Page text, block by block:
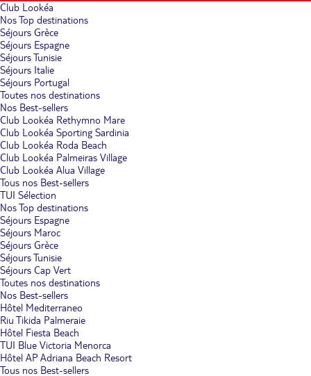
Club Lookéa
Nos Top destinations
Séjours Grèce
Séjours Espagne
Séjours Tunisie
Séjours Italie
Séjours Portugal
Toutes nos destinations
Nos Best-sellers
Club Lookéa Rethymno Mare
Club Lookéa Sporting Sardinia
Club Lookéa Roda Beach
Club Lookéa Palmeiras Village
Club Lookéa Alua Village
Tous nos Best-sellers
TUI Sélection
Nos Top destinations
Séjours Espagne
Séjours Maroc
Séjours Grèce
Séjours Tunisie
Séjours Cap Vert
Toutes nos destinations
Nos Best-sellers
Hôtel Mediterraneo
Riu Tikida Palmeraie
Hôtel Fiesta Beach
TUI Blue Victoria Menorca
Hôtel AP Adriana Beach Resort
Tous nos Best-sellers